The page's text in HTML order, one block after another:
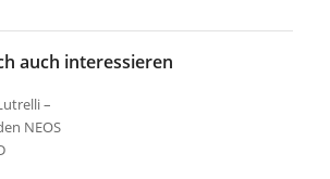
auch interessieren